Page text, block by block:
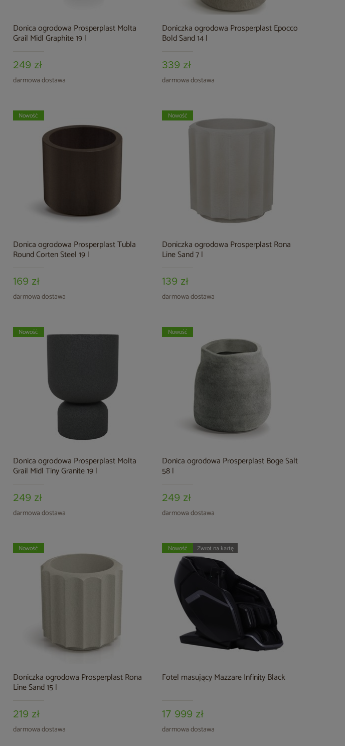
Donica ogrodowa Prosperplast Molta
Grail Midl Graphite 19 l
249 zł
darmowa dostawa
Doniczka ogrodowa Prosperplast Epocco
Bold Sand 14 l
339 zł
darmowa dostawa
Donica ogrodowa Prosperplast Tubla
Round Corten Steel 19 l
169 zł
darmowa dostawa
Nowość
Doniczka ogrodowa Prosperplast Rona
Line Sand 7 l
139 zł
darmowa dostawa
Nowość
Donica ogrodowa Prosperplast Molta
Grail Midl Tiny Granite 19 l
249 zł
darmowa dostawa
Nowość
Donica ogrodowa Prosperplast Boge Salt
58 l
249 zł
darmowa dostawa
Nowość
Doniczka ogrodowa Prosperplast Rona
Line Sand 15 l
219 zł
darmowa dostawa
Nowość
Fotel masujący Mazzare Infinity Black
17 999 zł
darmowa dostawa
Nowość Zwrot na kartę